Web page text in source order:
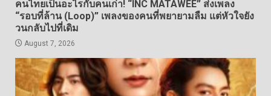
คนไทยเป็นอะไรกับคนเก่า! “INC MATAWEE” ส่งเพลง
“รอบที่ล้าน (Loop)” เพลงของคนที่พยายามลืม แต่หัวใจยัง
วนกลับไปที่เดิม
August 7, 2026